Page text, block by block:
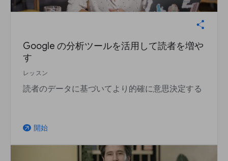
Google の分析ツールを活用して読者を増や
す
レッスン
読者のデータに基づいてより的確に意思決定する
arrow_outward 開始